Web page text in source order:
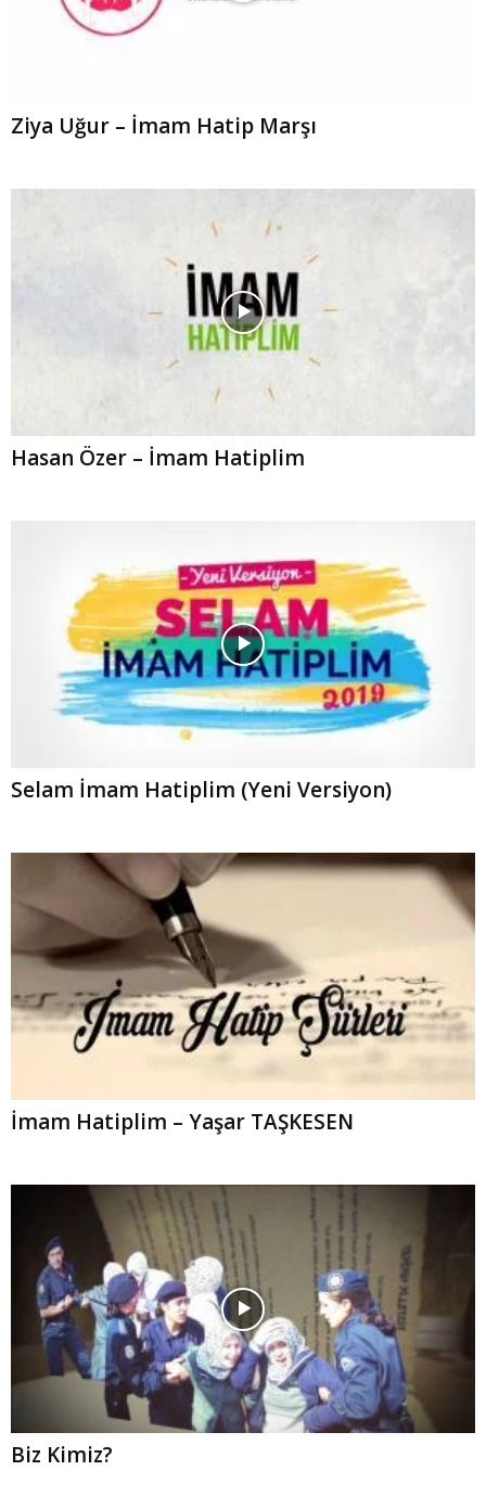
Ziya Uğur – İmam Hatip Marşı
Hasan Özer – İmam Hatiplim
Selam İmam Hatiplim (Yeni Versiyon)
İmam Hatiplim – Yaşar TAŞKESEN
Biz Kimiz?